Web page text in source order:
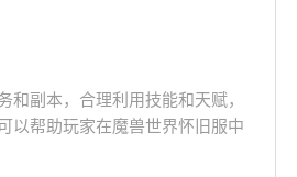
副本，合理利用技能和天赋，
以帮助玩家在魔兽世界怀旧服中